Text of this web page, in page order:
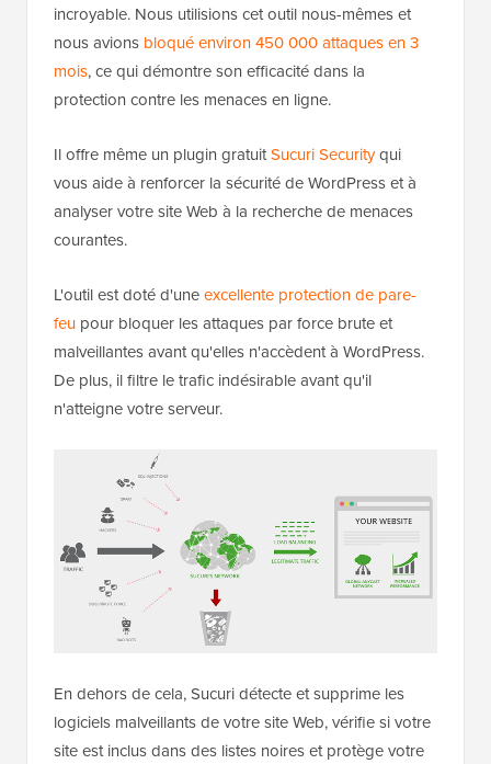
incroyable. Nous utilisions cet outil nous-mêmes et
nous avions bloqué environ 450 000 attaques en 3
mois, ce qui démontre son efficacité dans la
protection contre les menaces en ligne.
Il offre même un plugin gratuitSucuri Securityqui
vous aide à renforcer la sécurité de WordPress et à
analyser votre site Web à la recherche de menaces
courantes.
L'outil est doté d'uneexcellente protection de pare-
feu pour bloquer les attaques par force brute et
malveillantes avant qu'elles n'accèdent à WordPress.
De plus, il filtre le trafic indésirable avant qu'il
n'atteigne votre serveur.
En dehors de cela, Sucuri détecte et supprime les
logiciels malveillants de votre site Web, vérifie si votre
site est inclus dans des listes noires et protège votre